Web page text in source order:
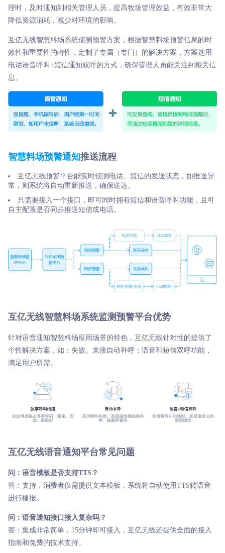
理时，及时通知到相关管理人员，提高牧场管理效益，有效非常大
降低资源消耗，减少对环境的影响。
互亿无线智慧料场系统侦测预警方案，根据智慧料场预警信息的时
效性和重要性的特性，定制了专属（专门）的解决方案，方案选用
电话语音呼叫+短信通知双呼的方式，确保管理人员能关注到相关信
息。
智慧料场预警通知推送流程
互亿无线预警平台能实时侦测电话、短信的发送状态，如推送异
常，则系统将自动重新推送，确保送达。
只需要接入一个接口，即可同时拥有短信和语音呼叫功能，且可
自主配置是否同步推送短信或电话。
互亿无线智慧料场系统监测预警平台优势
针对语音通知智慧料场应用场景的特色，互亿无线针对性的提供了
个性解决方案，如：失败、未接自动补呼；语音和短信双呼功能，
满足用户所需。
互亿无线语音通知平台常见问题
问：语音模板是否支持TTS？
答：支持，消费者仅需提供文本模板，系统将自动使用TTS转语音
进行播报。
问：语音通知接口接入复杂吗？
答：集成非常简单，15分钟即可接入，互亿无线还提供全面的接入
指南和免费的技术支持。